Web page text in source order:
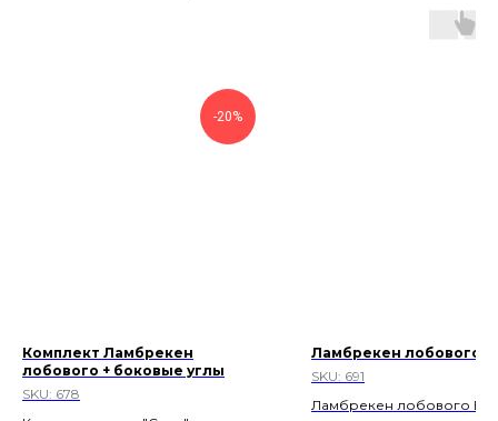
-20%
Комплект Ламбрекен
лобового + боковые углы
SKU: 678
Ламбрекен лобового
SKU: 691
Ламбрекен лобового